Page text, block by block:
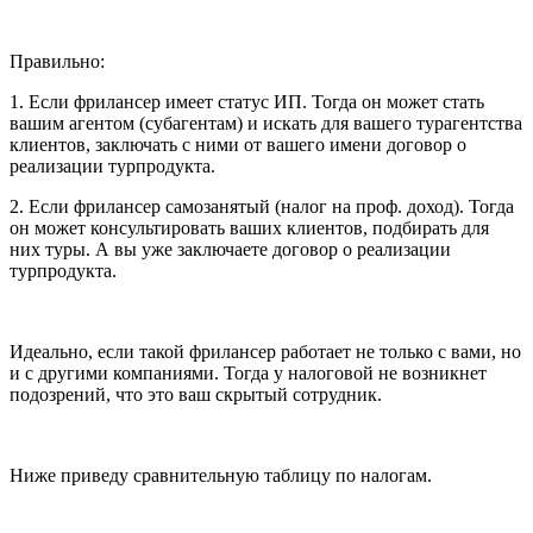
Правильно:
1. Если фрилансер имеет статус ИП. Тогда он может стать
вашим агентом (субагентам) и искать для вашего турагентства
клиентов, заключать с ними от вашего имени договор о
реализации турпродукта.
2. Если фрилансер самозанятый (налог на проф. доход). Тогда
он может консультировать ваших клиентов, подбирать для
них туры. А вы уже заключаете договор о реализации
турпродукта.
Идеально, если такой фрилансер работает не только с вами, но
и с другими компаниями. Тогда у налоговой не возникнет
подозрений, что это ваш скрытый сотрудник.
Ниже приведу сравнительную таблицу по налогам.